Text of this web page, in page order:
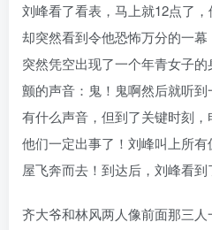
刘峰看了看表，马上就12点了
却突然看到令他恐怖万分的一幕
突然凭空出现了一个年青女子
颤的声音：鬼！鬼啊然后就听
有什么声音，但到了关键时刻
他们一定出事了！刘峰叫上所
屋飞奔而去！到达后，刘峰看到
齐大爷和林风两人像前面那三